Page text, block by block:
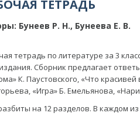
ТЕТРАДЬ
Бунеев Р. Н., Бунеева Е. В.
тетрадь по литературе за 3
Сборник предлагает
К. Паустовского, «Что
«Игра» Б. Емельянова,
на 12 разделов. В каждом